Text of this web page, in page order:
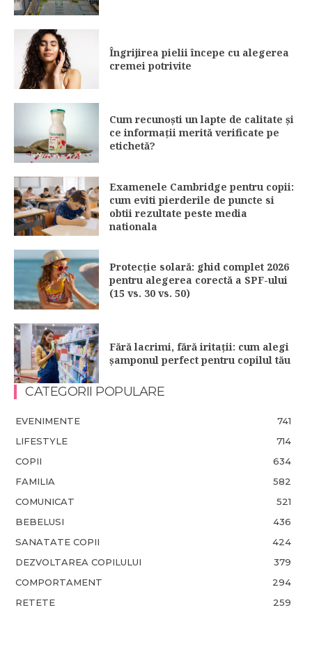
Îngrijirea pielii începe cu alegerea
cremei potrivite
Cum recunoști un lapte de calitate și
ce informații merită verificate pe
etichetă?
Examenele Cambridge pentru copii:
cum eviti pierderile de puncte si
obtii rezultate peste media
nationala
Protecție solară: ghid complet 2026
pentru alegerea corectă a SPF-ului
(15 vs. 30 vs. 50)
Fără lacrimi, fără iritații: cum alegi
șamponul perfect pentru copilul tău
CATEGORII POPULARE
EVENIMENTE
741
LIFESTYLE
714
COPII
634
FAMILIA
582
COMUNICAT
521
BEBELUSI
436
SANATATE COPII
424
DEZVOLTAREA COPILULUI
379
COMPORTAMENT
294
RETETE
259